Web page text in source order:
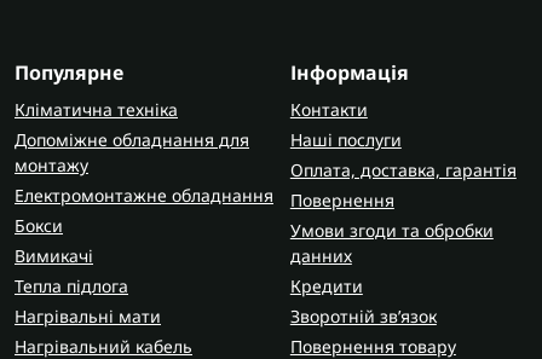
Популярне
Кліматична техніка
Допоміжне обладнання для
монтажу
Електромонтажне обладнання
Бокси
Вимикачі
Тепла підлога
Нагрівальні мати
Нагрівальний кабель
Інформація
Контакти
Наші послуги
Оплата, доставка, гарантія
Повернення
Умови згоди та обробки
данних
Кредити
Зворотній зв’язок
Повернення товару